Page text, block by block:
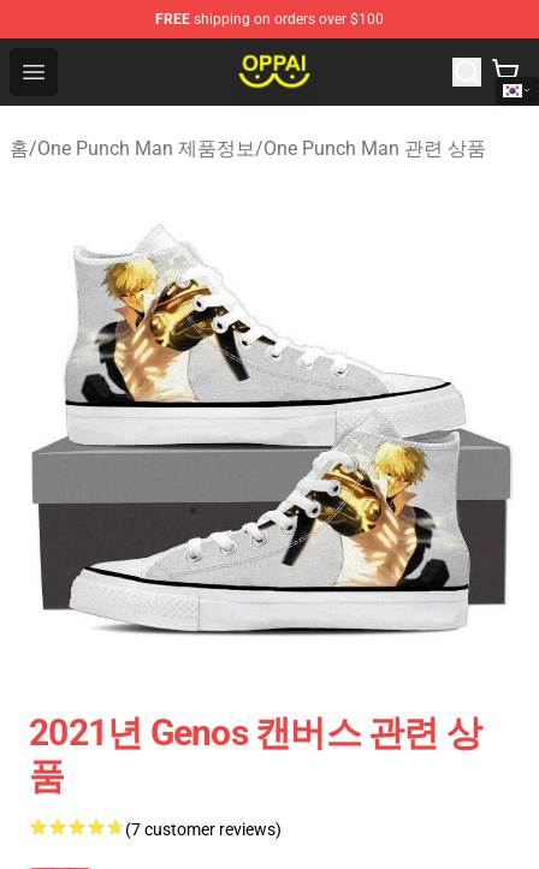
FREE shipping on orders over $100
Open menu
Oppai Store - Official Oppai Merchandise Shop
홈/One Punch Man 제품정보/One Punch Man 관련 상품
2021년 Genos 캔버스 관련 상
품
(7 customer reviews)